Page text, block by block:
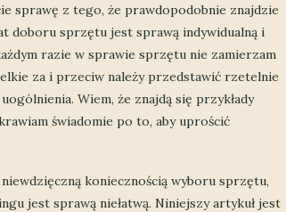
sprawę z tego, że prawdopodobnie znajdzie
doboru sprzętu jest sprawą indywidualną i
razie w sprawie sprzętu nie zamierzam
za i przeciw należy przedstawić rzetelnie
Wiem, że znajdą się przykłady
świadomie po to, aby uprościć
koniecznością wyboru sprzętu,
jest sprawą niełatwą. Niniejszy artykuł jest